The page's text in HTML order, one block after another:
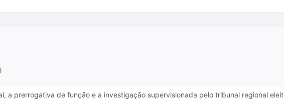
a prerrogativa de função e a investigação supervisionada pelo tribunal regional